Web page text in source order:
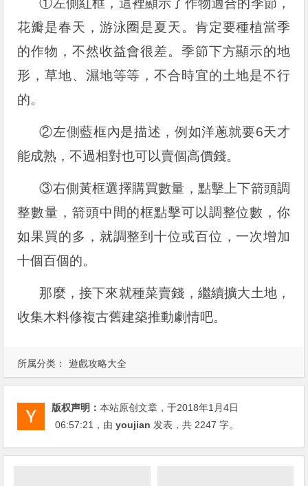
所属分类： 遊戲攻略大全
花瓣是春天，游泳圈是夏天。肯定要種植當季
的作物，不然收益會很差。季節下方顯示的地
形，草地、濕地等等，不合時宜的土地是不行
的。
②左側藍框內是描述，例如洋蔥就要6天才
能成熟，不過相對也可以賣個高價錢。
③右側黃框選擇購買數量，點擊上下箭頭調
整數量，箭頭中間的框點擊可以調整位數，你
如果買的多，就調整到十位或百位，一次增加
十個百個的。
那麼，接下來就種菜賣錢，繼續擴大土地，
收集木料修複古舊建築推動劇情吧。
版权声明：本站原创文章，于2018年1月4日
06:57:21 ，由youjian 发表，共 2247 字。